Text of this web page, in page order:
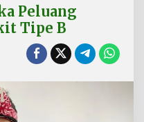
Peluang
Tipe B